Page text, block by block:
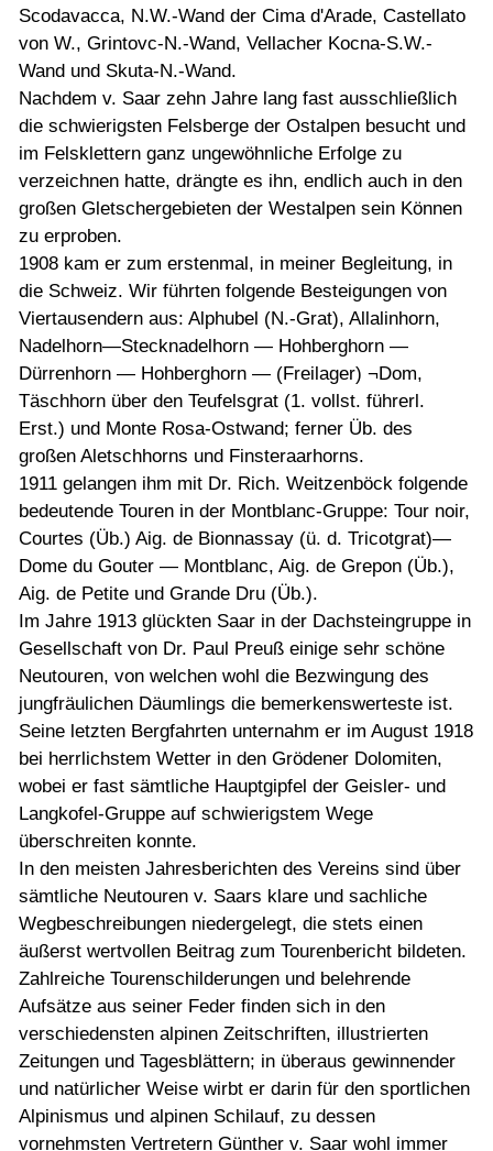
Scodavacca, N.W.-Wand der Cima d'Arade, Castellato
von W., Grintovc-N.-Wand, Vellacher Kocna-S.W.-
Wand und Skuta-N.-Wand.
Nachdem v. Saar zehn Jahre lang fast ausschließlich
die schwierigsten Felsberge der Ostalpen besucht und
im Felsklettern ganz ungewöhnliche Erfolge zu
verzeichnen hatte, drängte es ihn, endlich auch in den
großen Gletschergebieten der Westalpen sein Können
zu erproben.
1908 kam er zum erstenmal, in meiner Begleitung, in
die Schweiz. Wir führten folgende Besteigungen von
Viertausendern aus: Alphubel (N.-Grat), Allalinhorn,
Nadelhorn—Stecknadelhorn — Hohberghorn —
Dürrenhorn — Hohberghorn — (Freilager) ¬Dom,
Täschhorn über den Teufelsgrat (1. vollst. führerl.
Erst.) und Monte Rosa-Ostwand; ferner Üb. des
großen Aletschhorns und Finsteraarhorns.
1911 gelangen ihm mit Dr. Rich. Weitzenböck folgende
bedeutende Touren in der Montblanc-Gruppe: Tour noir,
Courtes (Üb.) Aig. de Bionnassay (ü. d. Tricotgrat)—
Dome du Gouter — Montblanc, Aig. de Grepon (Üb.),
Aig. de Petite und Grande Dru (Üb.).
Im Jahre 1913 glückten Saar in der Dachsteingruppe in
Gesellschaft von Dr. Paul Preuß einige sehr schöne
Neutouren, von welchen wohl die Bezwingung des
jungfräulichen Däumlings die bemerkenswerteste ist.
Seine letzten Bergfahrten unternahm er im August 1918
bei herrlichstem Wetter in den Grödener Dolomiten,
wobei er fast sämtliche Hauptgipfel der Geisler- und
Langkofel-Gruppe auf schwierigstem Wege
überschreiten konnte.
In den meisten Jahresberichten des Vereins sind über
sämtliche Neutouren v. Saars klare und sachliche
Wegbeschreibungen niedergelegt, die stets einen
äußerst wertvollen Beitrag zum Tourenbericht bildeten.
Zahlreiche Tourenschilderungen und belehrende
Aufsätze aus seiner Feder finden sich in den
verschiedensten alpinen Zeitschriften, illustrierten
Zeitungen und Tagesblättern; in überaus gewinnender
und natürlicher Weise wirbt er darin für den sportlichen
Alpinismus und alpinen Schilauf, zu dessen
vornehmsten Vertretern Günther v. Saar wohl immer